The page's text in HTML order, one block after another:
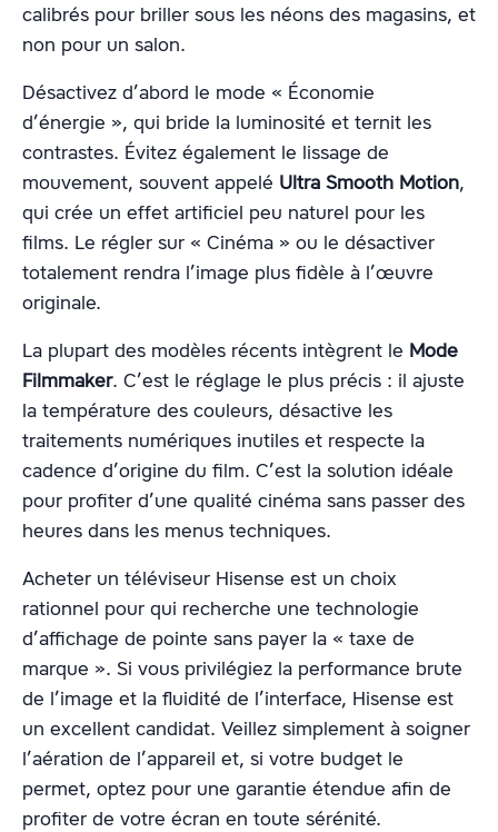
calibrés pour briller sous les néons des magasins, et
non pour un salon.
Désactivez d’abord le mode « Économie
d’énergie », qui bride la luminosité et ternit les
contrastes. Évitez également le lissage de
mouvement, souvent appelé Ultra Smooth Motion,
qui crée un effet artificiel peu naturel pour les
films. Le régler sur « Cinéma » ou le désactiver
totalement rendra l’image plus fidèle à l’œuvre
originale.
La plupart des modèles récents intègrent le Mode
Filmmaker. C’est le réglage le plus précis : il ajuste
la température des couleurs, désactive les
traitements numériques inutiles et respecte la
cadence d’origine du film. C’est la solution idéale
pour profiter d’une qualité cinéma sans passer des
heures dans les menus techniques.
Acheter un téléviseur Hisense est un choix
rationnel pour qui recherche une technologie
d’affichage de pointe sans payer la « taxe de
marque ». Si vous privilégiez la performance brute
de l’image et la fluidité de l’interface, Hisense est
un excellent candidat. Veillez simplement à soigner
l’aération de l’appareil et, si votre budget le
permet, optez pour une garantie étendue afin de
profiter de votre écran en toute sérénité.